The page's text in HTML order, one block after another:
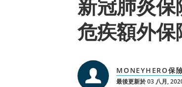
新冠肺炎
危疾額外保
MONEYHERO保
最後更新於 03 八月,